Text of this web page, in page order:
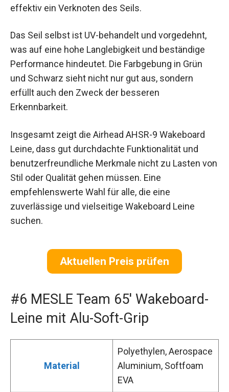
effektiv ein Verknoten des Seils.
Das Seil selbst ist UV-behandelt und vorgedehnt,
was auf eine hohe Langlebigkeit und beständige
Performance hindeutet. Die Farbgebung in Grün
und Schwarz sieht nicht nur gut aus, sondern
erfüllt auch den Zweck der besseren
Erkennbarkeit.
Insgesamt zeigt die Airhead AHSR-9 Wakeboard
Leine, dass gut durchdachte Funktionalität und
benutzerfreundliche Merkmale nicht zu Lasten von
Stil oder Qualität gehen müssen. Eine
empfehlenswerte Wahl für alle, die eine
zuverlässige und vielseitige Wakeboard Leine
suchen.
Aktuellen Preis prüfen
#6 MESLE Team 65′ Wakeboard-
Leine mit Alu-Soft-Grip
Material
Polyethylen, Aerospace
Aluminium, Softfoam
EVA